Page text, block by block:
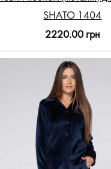
SHATO 1404
2220.00 грн